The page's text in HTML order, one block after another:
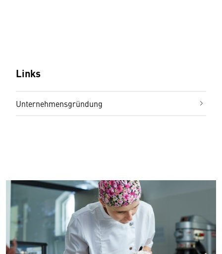
Links
Unternehmensgründung